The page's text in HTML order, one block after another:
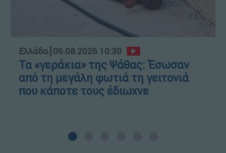
Ελλάδα┋06.08.2026 10:30
Τα «γεράκια» της Ψάθας: Έσωσαν
από τη μεγάλη φωτιά τη γειτονιά
που κάποτε τους έδιωχνε